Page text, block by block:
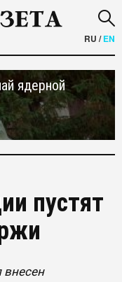
RU /EN
ядерной
пустят
внесен